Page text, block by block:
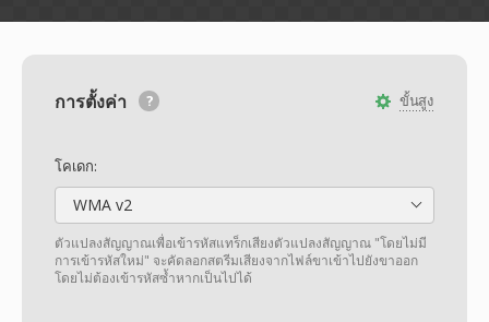
ขั้นสูง
การตั้งค่า
โคเดก:
WMA v2
ตัวแปลงสัญญาณเพื่อเข้ารหัสแทร็กเสียงตัวแปลงสัญญาณ "โดยไม่มี
การเข้ารหัสใหม่" จะคัดลอกสตรีมเสียงจากไฟล์ขาเข้าไปยังขาออก
โดยไม่ต้องเข้ารหัสซ้ำหากเป็นไปได้